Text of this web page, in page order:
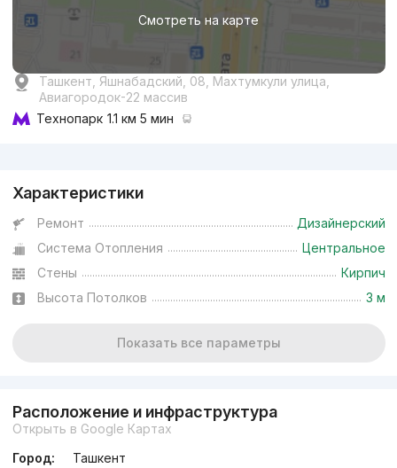
Смотреть на карте
Ташкент, Яшнабадский, 08, Махтумкули улица,
Авиагородок-22 массив
Технопарк 1.1 км 5 мин
Характеристики
Ремонт
Дизайнерский
Система Отопления
Центральное
Стены
Кирпич
Высота Потолков
3 м
Показать все параметры
Расположение и инфраструктура
Открыть в Google Картах
Город:
Ташкент